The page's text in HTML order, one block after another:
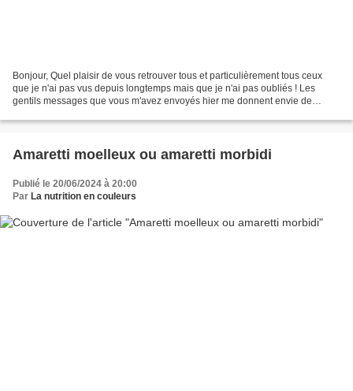
Bonjour, Quel plaisir de vous retrouver tous et particulièrement tous ceux
que je n'ai pas vus depuis longtemps mais que je n'ai pas oubliés ! Les
gentils messages que vous m'avez envoyés hier me donnent envie de
Amaretti moelleux ou amaretti morbidi
Publié le 20/06/2024 à 20:00
Par La nutrition en couleurs